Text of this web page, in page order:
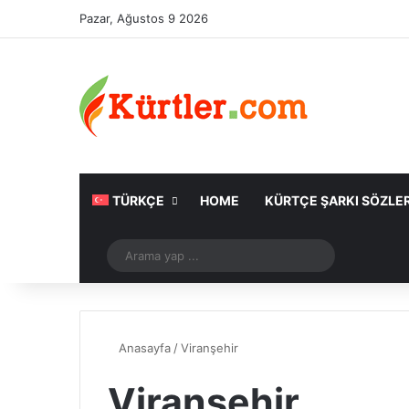
Pazar, Ağustos 9 2026
TÜRKÇE HOME KÜRTÇE ŞARKI
Rastgele Makale
yap
Anasayfa /Viranşehir